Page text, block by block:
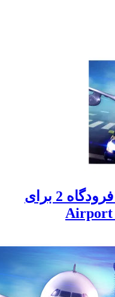
بازی شبیه سازی مدیریت فرودگاه 2 برای